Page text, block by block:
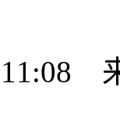
11:08